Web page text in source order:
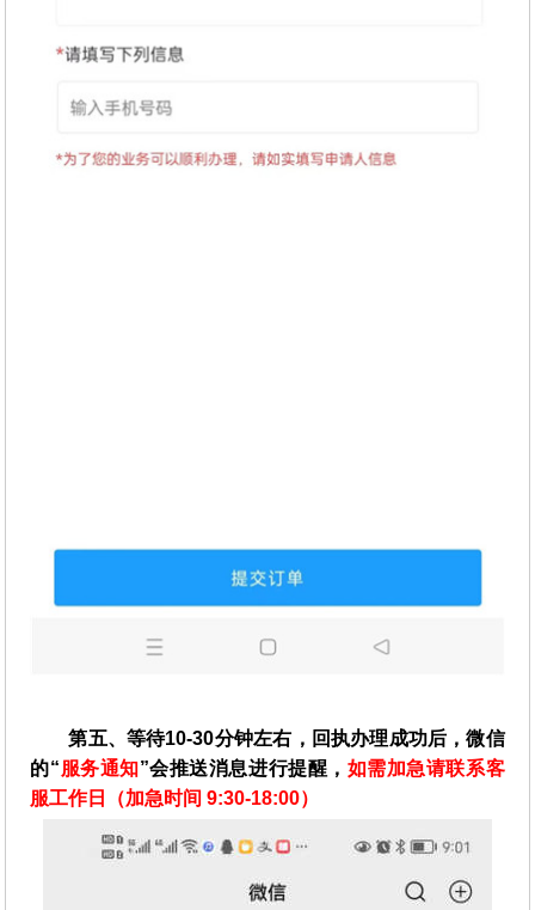
第五、等待10-30分钟左右，回执办理成功后，微信
的“服务通知”会推送消息进行提醒， 如需加急请联系客
服工作日（加急时间 9:30-18:00）